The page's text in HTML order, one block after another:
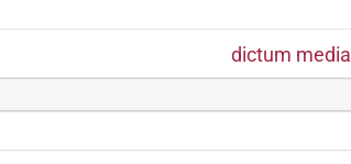
dictum media